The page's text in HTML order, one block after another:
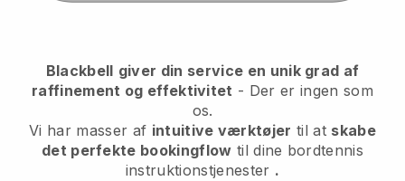
Blackbell giver din service en unik grad af
raffinement og effektivitet - Der er ingen som
os.
Vi har masser af intuitive værktøjer til at skabe
det perfekte bookingflow til dine bordtennis
instruktionstjenester .